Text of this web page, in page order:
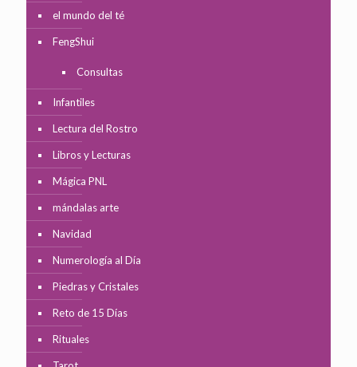
el mundo del té
FengShui
Consultas
Infantiles
Lectura del Rostro
Libros y Lecturas
Mágica PNL
mándalas arte
Navidad
Numerología al Día
Piedras y Cristales
Reto de 15 Días
Rituales